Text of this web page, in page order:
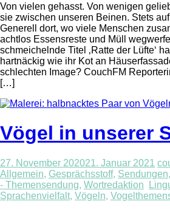
Von vielen gehasst. Von wenigen
sie zwischen unseren Beinen. Stets
Generell dort, wo viele Menschen
achtlos Essensreste und Müll
schmeichelnde Titel ‚Ratte der Lüfte‘
hartnäckig wie ihr Kot an
schlechten Image? CouchFM
[…]
Vögel in unserer
27. November 202021. Januar 2021
Allgemein, Gesprächsstoff, Sendungen,
- Themensendung, Wortredaktion
Sprachenvielfalt, Vögeln,